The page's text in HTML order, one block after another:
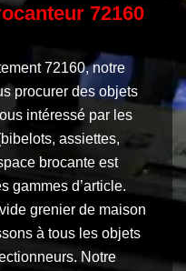
72160
72160, notre
procurer des objets
intéressé par les
assiettes,
brocante est
gammes d’article.
grenier de maison
à tous les objets
Notre